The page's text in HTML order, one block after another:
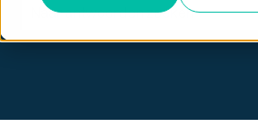
Er zijn geen suggesties want het